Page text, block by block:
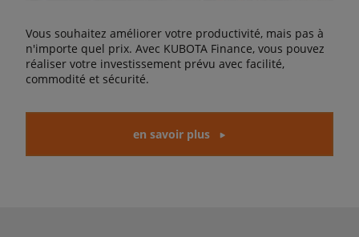
Vous souhaitez améliorer votre productivité, mais pas à
n'importe quel prix. Avec KUBOTA Finance, vous pouvez
réaliser votre investissement prévu avec facilité,
commodité et sécurité.
en savoir plus